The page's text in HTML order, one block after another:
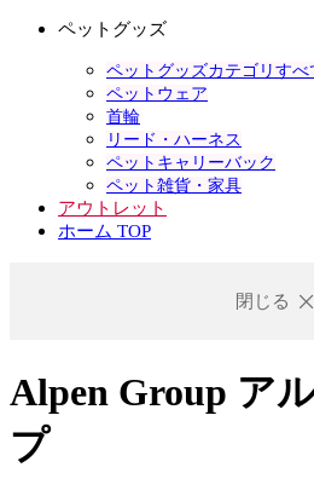
ペットグッズ
ペットグッズカテゴリすべ
ペットウェア
首輪
リード・ハーネス
ペットキャリーバック
ペット雑貨・家具
アウトレット
ホーム TOP
閉じる
Alpen Group ア
プ